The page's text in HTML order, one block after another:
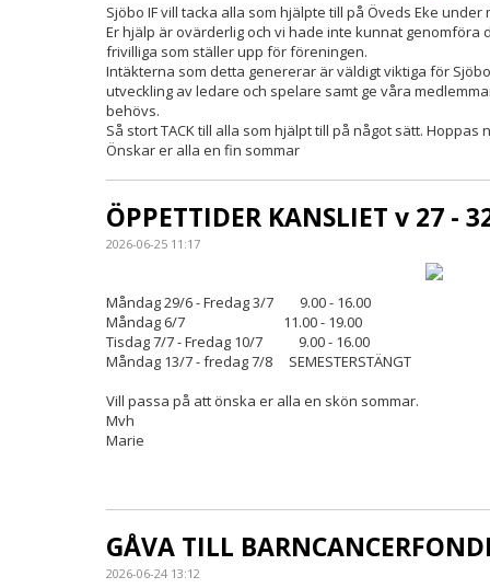
Sjöbo IF vill tacka alla som hjälpte till på Öveds Eke
Er hjälp är ovärderlig och vi hade inte kunnat genomföra
frivilliga som ställer upp för föreningen.
Intäkterna som detta genererar är väldigt viktiga för
utveckling av ledare och spelare samt ge våra
behövs.
Så stort TACK till alla som hjälpt till på något sätt.
Önskar er alla en fin sommar
ÖPPETTIDER KANSLIET v 27 -
2026-06-25 11:17
Måndag 29/6 - Fredag 3/7 9.00 - 16.00
Måndag 6/7 11.00 - 19.00
Tisdag 7/7 - Fredag 10/7 9.00 - 16.00
Måndag 13/7 - fredag 7/8 SEMESTERSTÄNGT
Vill passa på att önska er alla en skön sommar.
Mvh
Marie
GÅVA TILL
2026-06-24 13:12